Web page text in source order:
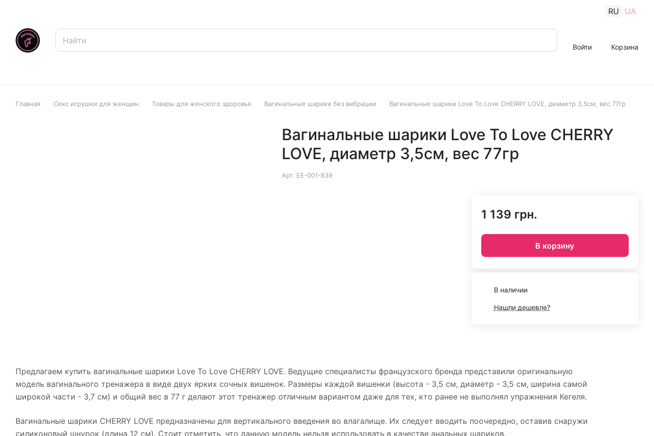
RU UA
Войти Корзина
Главная Секс игрушки для женщин Товары для женского здоровья Вагинальные шарики без вибрации Вагинальные шарики Love To Love CHERRY LOVE, диаметр 3,5см, вес 77гр
Вагинальные шарики Love To Love CHERRY
LOVE, диаметр 3,5см, вес 77гр
Арт. EE-001-839
1 139 грн.
В корзину
В наличии
Нашли дешевле?
Предлагаем купить вагинальные шарики Love To Love CHERRY LOVE. Ведущие специалисты французского бренда представили оригинальную
модель вагинального тренажера в виде двух ярких сочных вишенок. Размеры каждой вишенки (высота - 3,5 см, диаметр - 3,5 см, ширина самой
широкой части - 3,7 см) и общий вес в 77 г делают этот тренажер отличным вариантом даже для тех, кто ранее не выполнял упражнения Кегеля.
Вагинальные шарики CHERRY LOVE предназначены для вертикального введения во влагалище. Их следует вводить поочередно, оставив снаружи
силиконовый шнурок (длина 12 см). Стоит отметить, что данную модель нельзя использовать в качестве анальных шариков.